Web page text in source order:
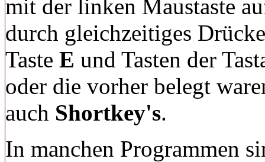
mit der linken Maustaste
durch gleichzeitiges
Taste E und Tasten der
oder die vorher belegt
auch Shortkey's.
In manchen Programmen